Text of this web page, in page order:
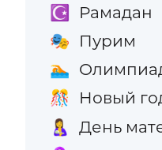
☪️ Рамадан
🎭 Пурим
🏊
🎊 Новый
🤱 День